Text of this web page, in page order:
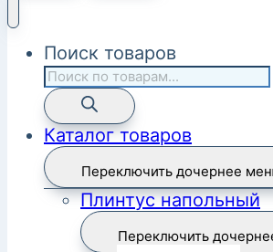
Поиск товаров
Каталог товаров
Переключить дочернее
Плинтус напольный
Переключить